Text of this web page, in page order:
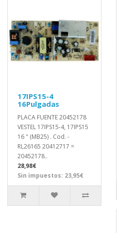
17IPS15-4
16Pulgadas
PLACA FUENTE 20452178
VESTEL 17IPS15-4, 17IPS15
16 " (MB25) . Cod. -
RL26165 20412717 =
20452178..
28,98€
Sin impuestos: 23,95€